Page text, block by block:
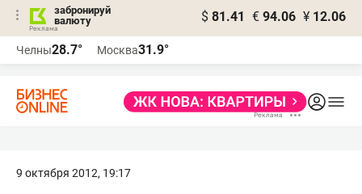
забронируй
валюту
$ 81.41 € 94.06 ¥ 12.06
Челны28.7° Москва31.9°
9 октября 2012, 19:17